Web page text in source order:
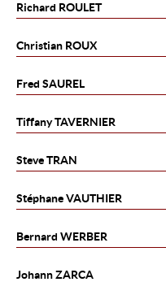
Richard ROULET
Christian ROUX
Fred SAUREL
TiffanyTAVERNIER
SteveTRAN
StéphaneVAUTHIER
Bernard WERBER
JohannZARCA